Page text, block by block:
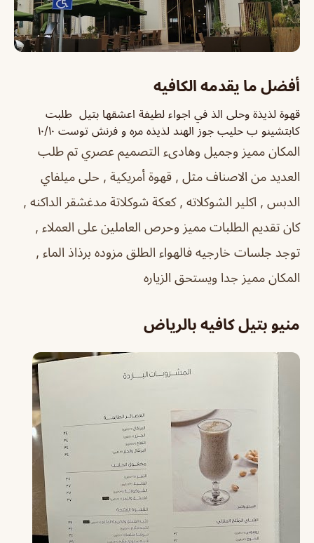
أفضل ما يقدمه الكافيه
قهوة لذيذة وحلى الذ في اجواء لطيفة اعشقها بتيل طلبت
كابتشينو ب حليب جوز الهند لذيذه مره و فرنش توست ١٠/١٠
المكان مميز وجميل وهادىء التصميم عصري تم طلب
العديد من الاصناف مثل , قهوة أمريكية , حلى ميلفاي
الدبس , اكلير الشوكلاته , كعكة شوكلاتة مدغشقر الداكنه ,
كان تقديم الطلبات مميز وحرص العاملين على العملاء ,
توجد جلسات خارجيه فالهواء الطلق مزوده برذاذ الماء ,
المكان مميز جدا ويستحق الزياره
منيو بتيل كافيه بالرياض